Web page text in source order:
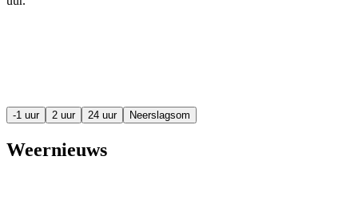
-1 uur 2 uur 24 uur Neerslagsom
Weernieuws